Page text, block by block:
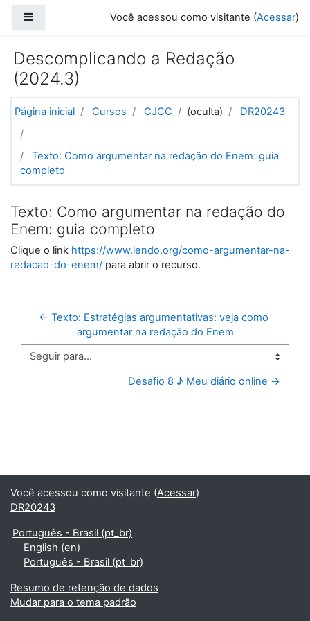
Você acessou como visitante (Acessar)
Descomplicando a Redação
(2024.3)
Página inicial Cursos CJCC (oculta) DR20243
Texto: Como argumentar na redação do Enem: guia
completo
Texto: Como argumentar na redação do
Enem: guia completo
Clique o link https://www.lendo.org/como-argumentar-na-
redacao-do-enem/ para abrir o recurso.
← Texto: Estratégias argumentativas: veja como
argumentar na redação do Enem
Seguir para...
Desafio 8 ♪ Meu diário online →
Você acessou como visitante (Acessar)
DR20243
Português - Brasil ‎(pt_br)‎
English ‎(en)‎
Português - Brasil ‎(pt_br)‎
Resumo de retenção de dados
Mudar para o tema padrão